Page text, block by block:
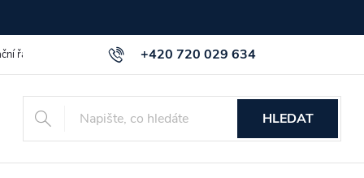
+420 720 029 634
řád GDPR info a směrnice Kontakt
HLEDAT